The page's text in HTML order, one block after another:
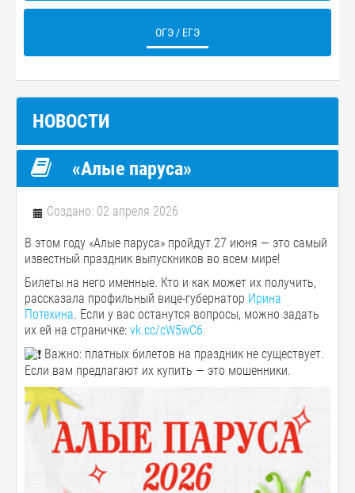
ОГЭ / ЕГЭ
НОВОСТИ
«Алые паруса»
Создано: 02 апреля 2026
В этом году «Алые паруса» пройдут 27 июня — это самый
известный праздник выпускников во всем мире!
Билеты на него именные. Кто и как может их получить,
рассказала профильный вице-губернатор Ирина
Потехина. Если у вас останутся вопросы, можно задать
их ей на страничке: vk.cc/cW5wC6
️ Важно: платных билетов на праздник не существует.
Если вам предлагают их купить — это мошенники.